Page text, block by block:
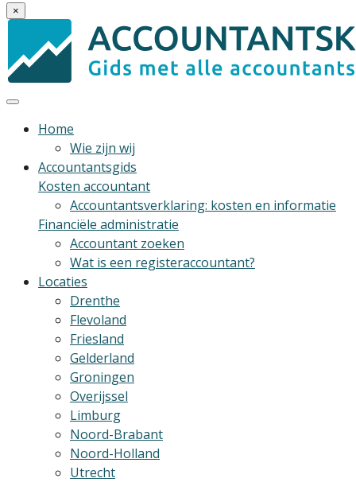
×
Home
Wie zijn wij
Accountantsgids
Kosten accountant
Accountantsverklaring: kosten en informatie
Financiële administratie
Accountant zoeken
Wat is een registeraccountant?
Locaties
Drenthe
Flevoland
Friesland
Gelderland
Groningen
Overijssel
Limburg
Noord-Brabant
Noord-Holland
Utrecht